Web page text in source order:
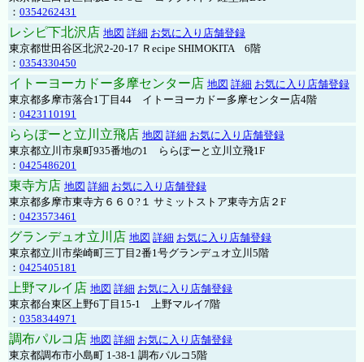
： 0354262431
レシピ下北沢店 地図 詳細 お気に入り店舗登録
東京都世田谷区北沢2-20-17 Ｒecipe SHIMOKITA 6階
： 0354330450
イトーヨーカドー多摩センター店 地図 詳細 お気に入り店舗登録
東京都多摩市落合1丁目44 イトーヨーカドー多摩センター店4階
： 0423110191
ららぽーと立川立飛店 地図 詳細 お気に入り店舗登録
東京都立川市泉町935番地の1 ららぽーと立川立飛1F
： 0425486201
東寺方店 地図 詳細 お気に入り店舗登録
東京都多摩市東寺方６６０?１ サミットストア東寺方店２F
： 0423573461
グランデュオ立川店 地図 詳細 お気に入り店舗登録
東京都立川市柴崎町三丁目2番1号グランデュオ立川5階
： 0425405181
上野マルイ店 地図 詳細 お気に入り店舗登録
東京都台東区上野6丁目15-1 上野マルイ7階
： 0358344971
調布パルコ店 地図 詳細 お気に入り店舗登録
東京都調布市小島町 1-38-1 調布パルコ5階